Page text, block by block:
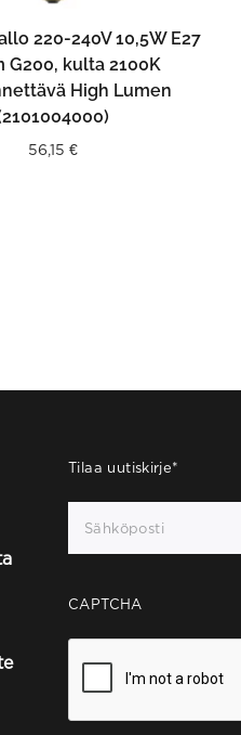
OSTOSKORIIN
220-240V 10,5W E27
G200, kulta 2100K
High Lumen
56,15 €
Tilaa uutiskirje*
CAPTCHA